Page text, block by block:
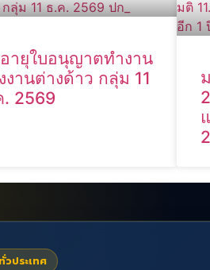
ายุใบอนุญาตทำงาน
งานต่างด้าว กลุ่ม 11
. 2569
ประเทศ